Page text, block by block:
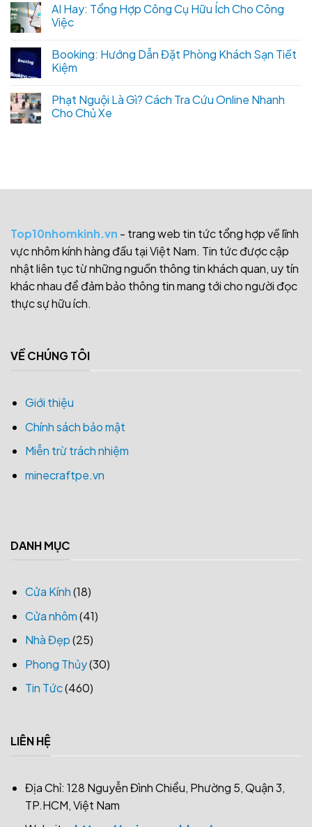
AI Hay: Tổng Hợp Công Cụ Hữu Ích Cho Công
Việc
Booking: Hướng Dẫn Đặt Phòng Khách Sạn Tiết
Kiệm
Phạt Nguội Là Gì? Cách Tra Cứu Online Nhanh
Cho Chủ Xe
Top10nhomkinh.vn - trang web tin tức tổng hợp về lĩnh
vực nhôm kính hàng đầu tại Việt Nam. Tin tức được cập
nhật liên tục từ những nguồn thông tin khách quan, uy tín
khác nhau để đảm bảo thông tin mang tới cho người đọc
thực sự hữu ích.
VỀ CHÚNG TÔI
Giới thiệu
Chính sách bảo mật
Miễn trừ trách nhiệm
minecraftpe.vn
DANH MỤC
Cửa Kính(18)
Cửa nhôm(41)
Nhà Đẹp(25)
Phong Thủy(30)
Tin Tức(460)
LIÊN HỆ
Địa Chỉ: 128 Nguyễn Đình Chiểu, Phường 5, Quận 3,
TP.HCM, Việt Nam